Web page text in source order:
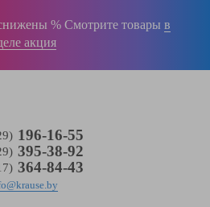
196-16-55
395-38-92
364-84-43
% Смотрите товары в
акция